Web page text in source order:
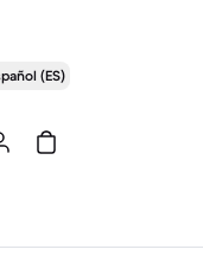
(ES)